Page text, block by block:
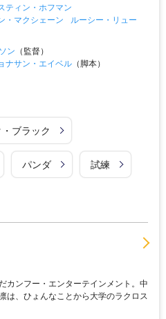
ティン・ホフマン
・マクシェーン
ルーシー・リュー
ン （監督）
ナサン・エイベル （脚本）
ブラック
パンダ 試練
カンフー・エンターテインメント。中
は、ひょんなことから大学のラクロス